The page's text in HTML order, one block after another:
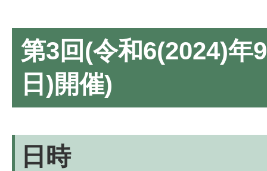
第3回(令和6(2024)年
日)開催)
日時